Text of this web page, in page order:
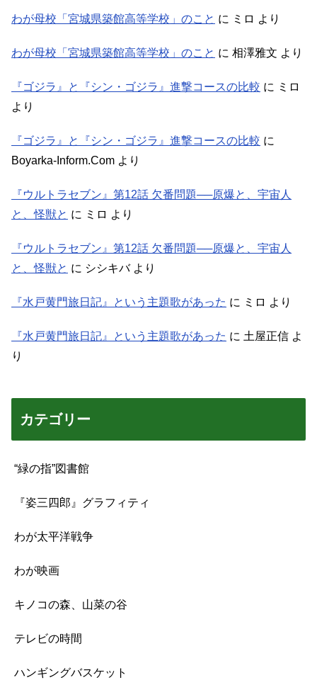
わが母校「宮城県築館高等学校」のこと に ミロ より
わが母校「宮城県築館高等学校」のこと に 相澤雅文 より
『ゴジラ』と『シン・ゴジラ』進撃コースの比較 に ミロ
より
『ゴジラ』と『シン・ゴジラ』進撃コースの比較 に
Boyarka-Inform.Com より
『ウルトラセブン』第12話 欠番問題──原爆と、宇宙人
と、怪獣と に ミロ より
『ウルトラセブン』第12話 欠番問題──原爆と、宇宙人
と、怪獣と に シシキバより
『水戸黄門旅日記』という主題歌があった に ミロ より
『水戸黄門旅日記』という主題歌があった に 土屋正信 よ
り
カテゴリー
“緑の指”図書館
『姿三四郎』グラフィティ
わが太平洋戦争
わが映画
キノコの森、山菜の谷
テレビの時間
ハンギングバスケット